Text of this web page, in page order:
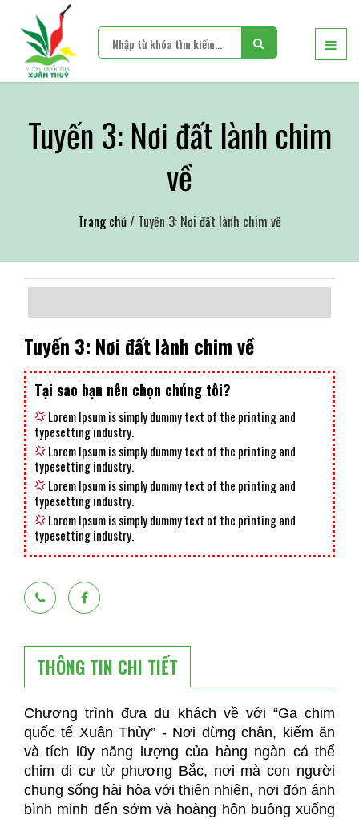
Tuyến 3: Nơi đất lành chim
về
Trang chủ/ Tuyến 3: Nơi đất lành chim về
Tuyến 3: Nơi đất lành chim về
Tại sao bạn nên chọn chúng tôi?
Lorem Ipsum is simply dummy text of the printing and
typesetting industry.
Lorem Ipsum is simply dummy text of the printing and
typesetting industry.
Lorem Ipsum is simply dummy text of the printing and
typesetting industry.
Lorem Ipsum is simply dummy text of the printing and
typesetting industry.
THÔNG TIN CHI TIẾT
Chương trình đưa du khách về với “Ga chim
quốc tế Xuân Thủy” - Nơi dừng chân, kiếm ăn
và tích lũy năng lượng của hàng ngàn cá thể
chim di cư từ phương Bắc, nơi mà con người
chung sống hài hòa với thiên nhiên, nơi đón ánh
bình minh đến sớm và hoàng hôn buông xuống